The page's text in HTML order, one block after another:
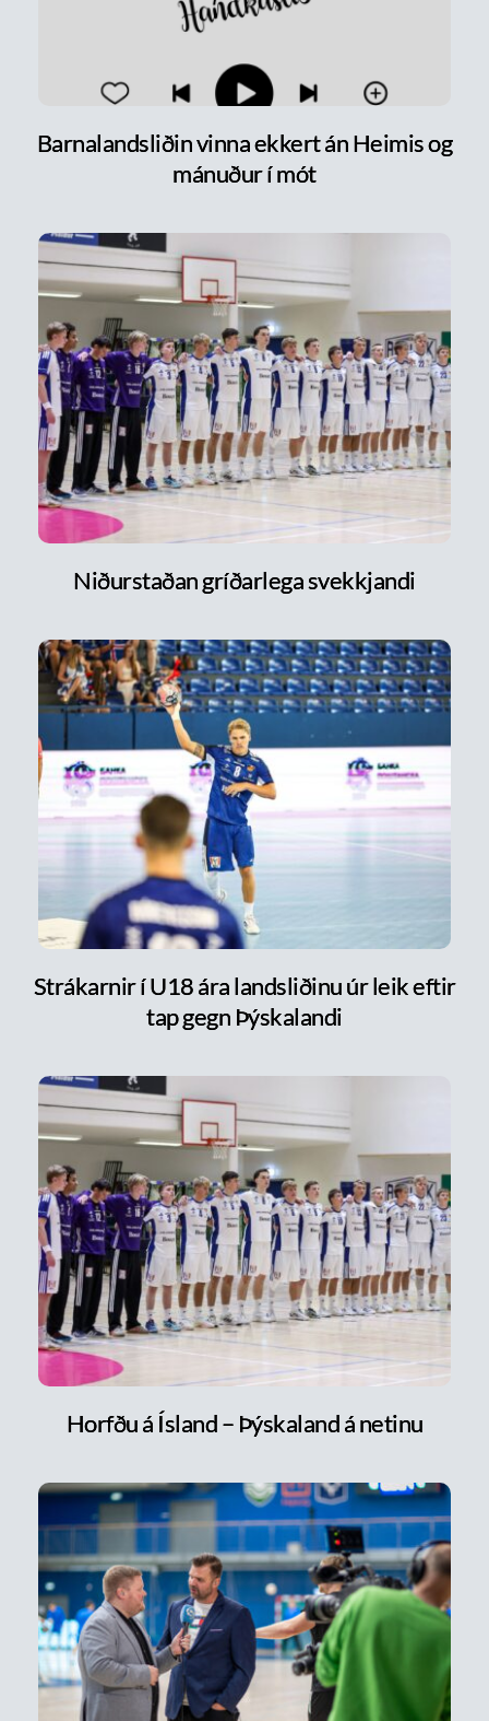
Barnalandsliðin vinna ekkert án Heimis og
mánuður í mót
Niðurstaðan gríðarlega svekkjandi
Strákarnir í U18 ára landsliðinu úr leik eftir
tap gegn Þýskalandi
Horfðu á Ísland – Þýskaland á netinu